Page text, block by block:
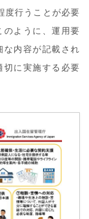
度行うことが必要
のように、運用要
内容が記載され
切に実施する必要